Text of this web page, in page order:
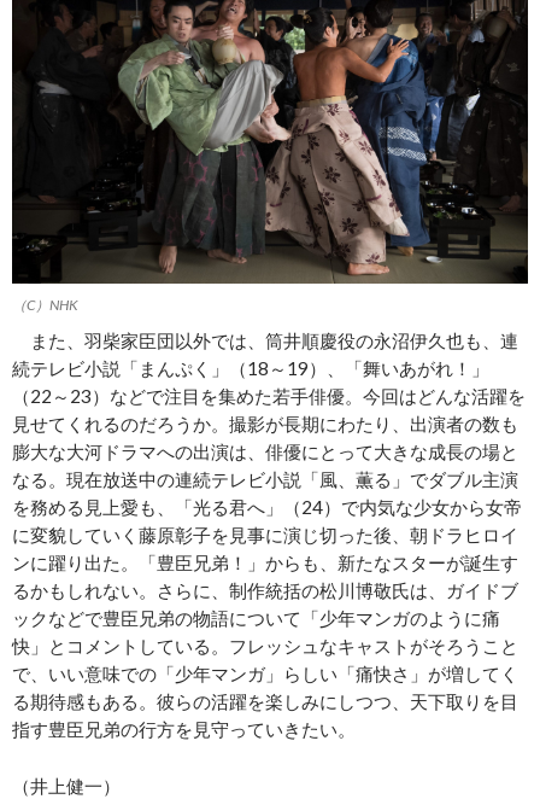
（C）NHK
また、羽柴家臣団以外では、筒井順慶役の永沼伊久也も、連
続テレビ小説「まんぷく」（18～19）、「舞いあがれ！」
（22～23）などで注目を集めた若手俳優。今回はどんな活躍を
見せてくれるのだろうか。撮影が長期にわたり、出演者の数も
膨大な大河ドラマへの出演は、俳優にとって大きな成長の場と
なる。現在放送中の連続テレビ小説「風、薫る」でダブル主演
を務める見上愛も、「光る君へ」（24）で内気な少女から女帝
に変貌していく藤原彰子を見事に演じ切った後、朝ドラヒロイ
ンに躍り出た。「豊臣兄弟！」からも、新たなスターが誕生す
るかもしれない。さらに、制作統括の松川博敬氏は、ガイドブ
ックなどで豊臣兄弟の物語について「少年マンガのように痛
快」とコメントしている。フレッシュなキャストがそろうこと
で、いい意味での「少年マンガ」らしい「痛快さ」が増してく
る期待感もある。彼らの活躍を楽しみにしつつ、天下取りを目
指す豊臣兄弟の行方を見守っていきたい。
（井上健一）